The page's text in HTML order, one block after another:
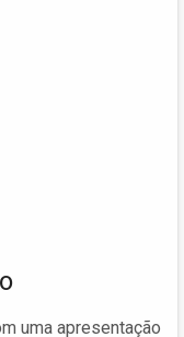
uma apresentação